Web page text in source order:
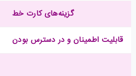
گزینه‌های کارت خط
قابلیت اطمینان و در دسترس بودن